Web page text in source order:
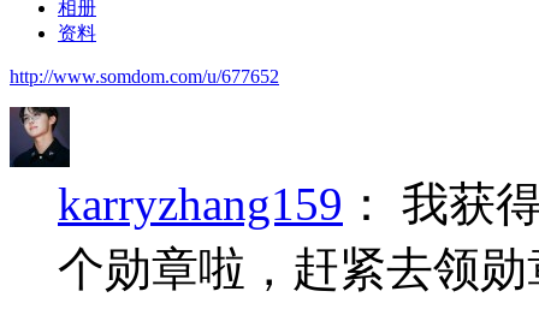
相册
资料
http://www.somdom.com/u/677652
karryzhang159 ： 我获
个勋章啦，赶紧去领